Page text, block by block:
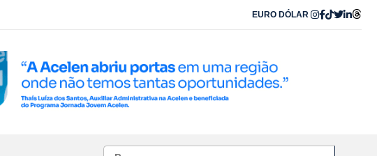
EURO DÓLAR